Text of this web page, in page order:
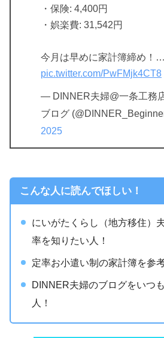
・保険: 4,400円
・娯楽費: 31,542円
今月は早めに家計簿締め！…
pic.twitter.com/PwFMjk4CT8
— DINNER夫婦@一条工務
ブログ
2025
こんな人に読んでほしい！
にいがたくらし（地方移住）
率を知りたい人！
定率お小遣い制の家計簿を参
DINNER夫婦のブログをいつ
人！